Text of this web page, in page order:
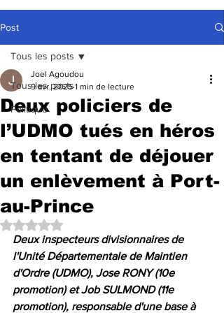
Post
Tous les posts
Politique
Tous les posts
Deux policiers de
l’UDMO tués en héros
en tentant de déjouer
un enlèvement à Port-
au-Prince
Joel Agoudou
9 avr. 2025 1 min de lecture
Noté NaN étoiles sur 5.
Deux inspecteurs divisionnaires de
l'Unité Départementale de Maintien
d'Ordre (UDMO), Jose RONY (10e
promotion) et Job SULMOND (11e
promotion), responsable d'une base à